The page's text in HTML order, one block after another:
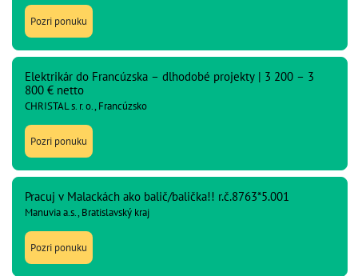
Pozri ponuku
Elektrikár do Francúzska – dlhodobé projekty | 3 200 – 3
800 € netto
CHRISTAL s. r. o., Francúzsko
Pozri ponuku
Pracuj v Malackách ako balič/balička!! r.č.8763*5.001
Manuvia a.s., Bratislavský kraj
Pozri ponuku